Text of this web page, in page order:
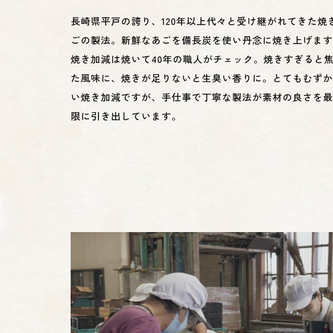
長崎県平戸の誇り、120年以上代々と受け継がれてきた焼
ごの製法。新鮮なあごを備長炭を使い丹念に焼き上げます
焼き加減は焼いて40年の職人がチェック。焼きすぎると
た風味に、焼きが足りないと生臭い香りに。とてもむず
い焼き加減ですが、手仕事で丁寧な製法が素材の良さを
限に引き出しています。